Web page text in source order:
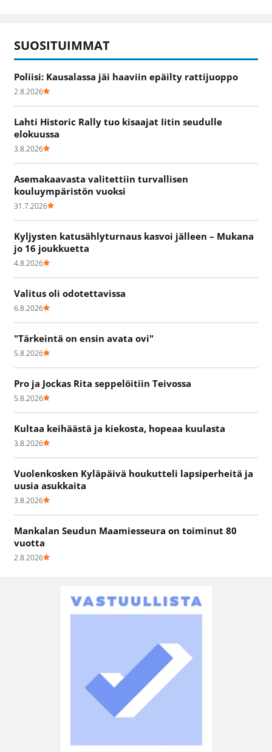
SUOSITUIMMAT
Poliisi: Kausalassa jäi haaviin epäilty rattijuoppo
2.8.2026
Lahti Historic Rally tuo kisaajat Iitin seudulle
elokuussa
3.8.2026
Asemakaavasta valitettiin turvallisen
kouluympäristön vuoksi
31.7.2026
Kyljysten katusählyturnaus kasvoi jälleen – Mukana
jo 16 joukkuetta
4.8.2026
Valitus oli odotettavissa
6.8.2026
"Tärkeintä on ensin avata ovi"
5.8.2026
Pro ja Jockas Rita seppelöitiin Teivossa
5.8.2026
Kultaa keihäästä ja kiekosta, hopeaa kuulasta
3.8.2026
Vuolenkosken Kyläpäivä houkutteli lapsiperheitä ja
uusia asukkaita
3.8.2026
Mankalan Seudun Maamiesseura on toiminut 80
vuotta
2.8.2026